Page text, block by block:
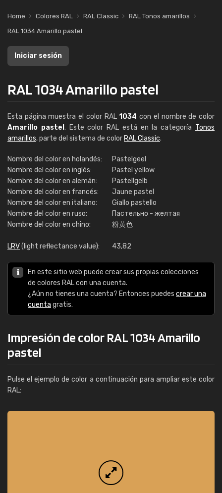
Home Colores RAL RAL Classic
RAL Tonos amarillos
RAL 1034 Amarillo pastel
Iniciar sesión
RAL 1034 Amarillo pastel
Esta página muestra el color RAL1034 con el nombre de color
Amarillo pastel . Este color RAL está en la categoría Tonos
amarillos, parte del sistema de color RAL Classic.
Nombre del color en holandés:
Pastelgeel
Nombre del color en inglés:
Pastel yellow
Nombre del color en alemán:
Pastellgelb
Nombre del color en francés:
Jaune pastel
Nombre del color en italiano:
Giallo pastello
Nombre del color en ruso:
Пастельно - желтая
Nombre del color en chino:
粉黄色
LRV(light reflectance value): 43,82
En este sitio web puede crear sus propias colecciones
de colores RAL con una cuenta.
¿Aún no tienes una cuenta? Entonces puedes crear una
cuenta gratis.
Impresión de color RAL 1034 Amarillo
pastel
Pulse el ejemplo de color a continuación para ampliar este color
RAL: